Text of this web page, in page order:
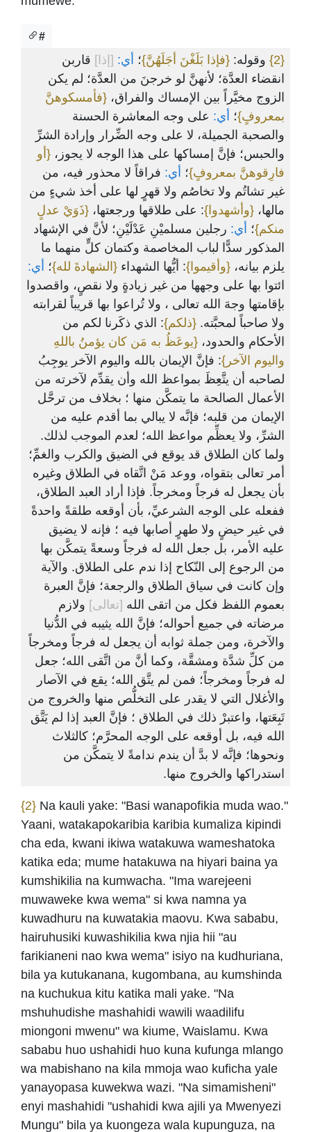
#
{2} وقوله: {فإذا بَلَغْنَ أجَلَهُنَّ}؛ أي: [إذا] قاربن
انقضاء العدَّة؛ لأنهنَّ لو خرجنَ من العدَّة؛ لم يكن
الزوج مخيَّراً بين الإمساك والفراق، {فأمسكوهنَّ
بمعروفٍ}؛ أي: على وجه المعاشرة الحسنة
والصحبة الجميلة، لا على وجه الضِّرار وإرادة الشرِّ
والحبس؛ فإنَّ إمساكها على هذا الوجه لا يجوز، {أو
فارِقوهنَّ بمعروفٍ}؛ أي: فراقاً لا محذور فيه، من
غير تشاتُم ولا تخاصُم ولا قهرٍ لها على أخذ شيءٍ من
مالها، {وأشهدوا}: على طلاقها ورجعتها، {ذَوَيْ عدلٍ
منكم}؛ أي: رجلين مسلميْنِ عَدْلَيْنِ؛ لأنَّ في الإشهاد
المذكور سدًّا لباب المخاصمة وكتمان كلٍّ منهما ما
يلزم بيانه، {وأقيموا}: أيُّها الشهداء {الشهادةَ لله}؛ أي:
ائتوا بها على وجهها من غير زيادةٍ ولا نقصٍ، واقصدوا
بإقامتها وجهَ الله تعالى ، ولا تُراعوا بها قريباً لقرابته
ولا صاحباً لمحبَّته. {ذلكم}: الذي ذكَرنا لكم من
الأحكام والحدود، {يوعَظُ به مَن كان يؤمنُ باللهِ
واليوم الآخر}: فإنَّ الإيمان بالله واليوم الآخر يوجِبُ
لصاحبه أن يتَّعِظَ بمواعظ الله وأن يقدِّم لآخرته من
الأعمال الصالحة ما يتمكَّن منها ؛ بخلاف من ترحَّل
الإيمان من قلبه؛ فإنَّه لا يبالي بما أقدم عليه من
الشرِّ، ولا يعظِّم مواعظ الله؛ لعدم الموجب لذلك.
ولما كان الطلاق قد يوقع في الضيق والكرب والغمِّ؛
أمر تعالى بتقواه، ووعد مَنْ اتَّقاه في الطلاق وغيره
بأن يجعل له فرجاً ومخرجاً. فإذا أراد العبد الطلاق،
ففعله على الوجه الشرعيِّ، بأن أوقعه طلقةً واحدةً
في غير حيضٍ ولا طهرٍ أصابها فيه ؛ فإنه لا يضيق
عليه الأمر، بل جعل الله له فرجاً وسعةً يتمكَّن بها
من الرجوع إلى النّكاح إذا ندم على الطلاق. والآية
وإن كانت في سياق الطلاق والرجعة؛ فإنَّ العبرة
بعموم اللفظ فكل من اتقى الله [تعالى] ولازم
مرضاته في جميع أحواله؛ فإنَّ الله يثيبه في الدُّنيا
والآخرة، ومن جملة ثوابه أن يجعل له فرجاً ومخرجاً
من كلِّ شدَّة ومشقَّة، وكما أنَّ من اتَّقى الله؛ جعل
له فرجاً ومخرجاً؛ فمن لم يتَّق الله؛ يقع في الآصار
والأغلال التي لا يقدر على التخلُّص منها والخروج من
تَبِعَتها، واعتبرْ ذلك في الطلاق ؛ فإنَّ العبد إذا لم يَتَّق
الله فيه، بل أوقعه على الوجه المحرَّم؛ كالثلاث
ونحوها؛ فإنَّه لا بدَّ أن يندم ندامةً لا يتمكَّن من
استدراكها والخروج منها.
{2} Na kauli yake: "Basi wanapofikia muda wao."
Yaani, watakapokaribia karibia kumaliza kipindi
cha eda, kwani ikiwa watakuwa wameshatoka
katika eda; mume hatakuwa na hiyari baina ya
kumshikilia na kumwacha. "Ima warejeeni
muwaweke kwa wema" si kwa namna ya
kuwadhuru na kuwatakia maovu. Kwa sababu,
hairuhusiki kuwashikilia kwa njia hii "au
farikianeni nao kwa wema" isiyo na kudhuriana,
bila ya kutukanana, kugombana, au kumshinda
na kuchukua kitu katika mali yake. "Na
mshuhudishe mashahidi wawili waadilifu
miongoni mwenu" wa kiume, Waislamu. Kwa
sababu huo ushahidi huo kuna kufunga mlango
wa mabishano na kila mmoja wao kuficha yale
yanayopasa kuwekwa wazi. "Na simamisheni"
enyi mashahidi "ushahidi kwa ajili ya Mwenyezi
Mungu" bila ya kuongeza wala kupunguza, na